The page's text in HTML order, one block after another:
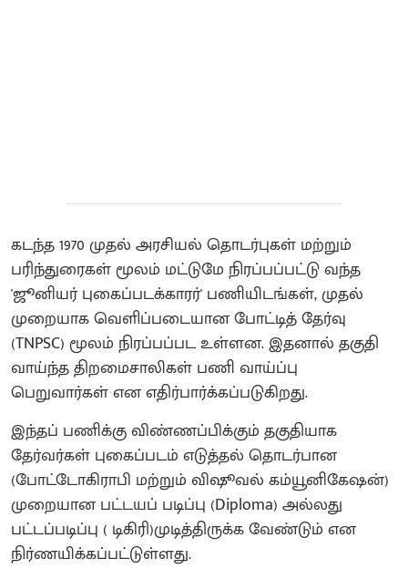
கடந்த 1970 முதல் அரசியல் தொடர்புகள் மற்றும்
பரிந்துரைகள் மூலம் மட்டுமே நிரப்பப்பட்டு வந்த
'ஜூனியர் புகைப்படக்காரர்' பணியிடங்கள், முதல்
முறையாக வெளிப்படையான போட்டித் தேர்வு
(TNPSC) மூலம் நிரப்பப்பட உள்ளன. இதனால் தகுதி
வாய்ந்த திறமைசாலிகள் பணி வாய்ப்பு
பெறுவார்கள் என எதிர்பார்க்கப்படுகிறது.
இந்தப் பணிக்கு விண்ணப்பிக்கும் தகுதியாக
தேர்வர்கள் புகைப்படம் எடுத்தல் தொடர்பான
(போட்டோகிராபி மற்றும் விஷூவல் கம்யூனிகேஷன்)
முறையான பட்டயப் படிப்பு (Diploma) அல்லது
பட்டப்படிப்பு ( டிகிரி)முடித்திருக்க வேண்டும் என
நிர்ணயிக்கப்பட்டுள்ளது.